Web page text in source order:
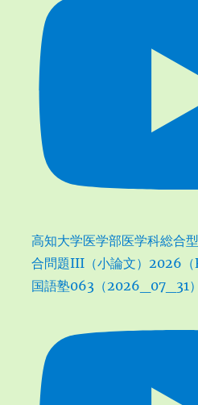
高知大学医学部医学科総合
合問題III（小論文）2026（
国語塾063（2026_07_31